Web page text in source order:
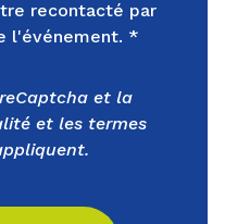
recontacté par
l'événement. *
et la
et les termes